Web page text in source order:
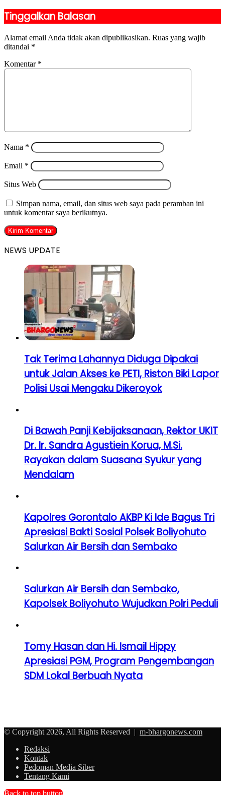
Tinggalkan Balasan
Alamat email Anda tidak akan dipublikasikan. Ruas yang wajib
ditandai *
Komentar *
Nama *
Email *
Situs Web
Simpan nama, email, dan situs web saya pada peramban ini
untuk komentar saya berikutnya.
NEWS UPDATE
Tak Terima Lahannya Diduga Dipakai
untuk Jalan Akses ke PETI, Riston Biki Lapor
Polisi Usai Mengaku Dikeroyok
Di Bawah Panji Kebijaksanaan, Rektor UKIT
Dr. Ir. Sandra Agustiein Korua, M.Si.
Rayakan dalam Suasana Syukur yang
Mendalam
Kapolres Gorontalo AKBP Ki Ide Bagus Tri
Apresiasi Bakti Sosial Polsek Boliyohuto
Salurkan Air Bersih dan Sembako
Salurkan Air Bersih dan Sembako,
Kapolsek Boliyohuto Wujudkan Polri Peduli
Tomy Hasan dan Hi. Ismail Hippy
Apresiasi PGM, Program Pengembangan
SDM Lokal Berbuah Nyata
© Copyright 2026, All Rights Reserved | m-bhargonews.com
Redaksi
Kontak
Pedoman Media Siber
Tentang Kami